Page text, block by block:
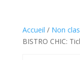
Accueil / Non
BISTRO CHIC: